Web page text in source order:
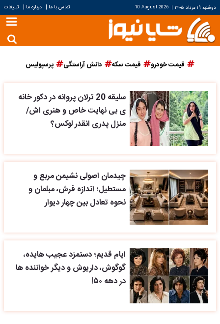
دوشنبه ۱۹ مرداد ۱۴۰۵ |
10 August 2026 تماس با ما | درباره ما | تبلیغات
قیمت خودرو قیمت سکه دانش آراستگی پرسپولیس
سلیقه 20 ترلان پروانه در دکور خانه
ی بی نهایت خاص و هنری اش/
منزل پدری انقدر لوکس؟
چیدمان اصولی نشیمن مربع و
مستطیل؛ اندازه فرش، مبلمان و
نحوه تعادل بین چهار دیوار
ایام قدیم؛ دستمزد عجیب هایده،
گوگوش، داریوش و دیگر خواننده ها
در دهه ۵۰!